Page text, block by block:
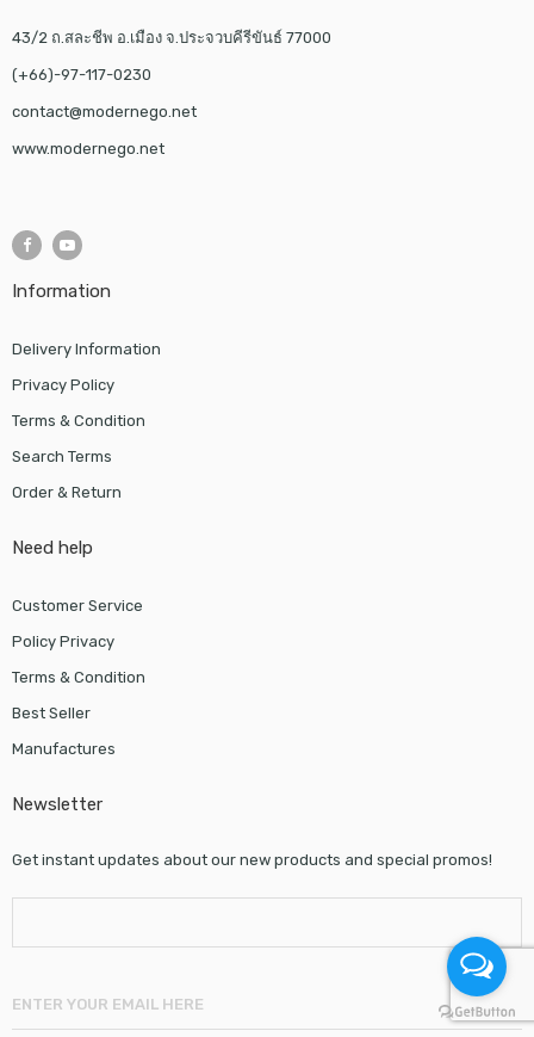
43/2 ถ.สละชีพ อ.เมือง จ.ประจวบคีรีขันธ์ 77000
(+66)-97-117-0230
contact@modernego.net
www.modernego.net
Information
Delivery Information
Privacy Policy
Terms & Condition
Search Terms
Order & Return
Need help
Customer Service
Policy Privacy
Terms & Condition
Best Seller
Manufactures
Newsletter
Get instant updates about our new products and special promos!